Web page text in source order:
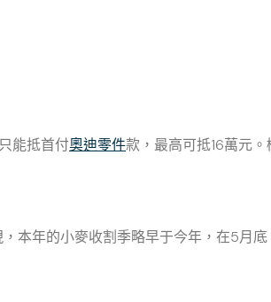
能抵首付奧迪零件款，最高可抵16萬元
本年的小麥收割季略早于今年，在5月